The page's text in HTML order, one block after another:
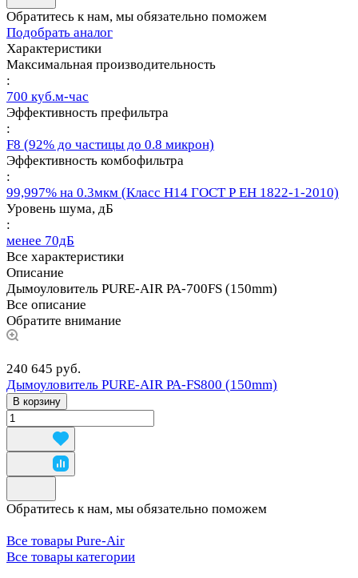
Обратитесь к нам, мы обязательно поможем
Подобрать аналог
Характеристики
Максимальная производительность
:
700 куб.м-час
Эффективность префильтра
:
F8 (92% до частицы до 0.8 микрон)
Эффективность комбофильтра
:
99,997% на 0.3мкм (Класс Н14 ГОСТ Р ЕН 1822-1-2010)
Уровень шума, дБ
:
менее 70дБ
Все характеристики
Описание
Дымоуловитель PURE-AIR PA-700FS (150mm)
Все описание
Обратите внимание
240 645 руб.
Дымоуловитель PURE-AIR PA-FS800 (150mm)
В корзину
Обратитесь к нам, мы обязательно поможем
Все товары Pure-Air
Все товары категории